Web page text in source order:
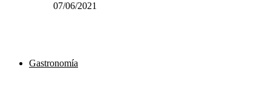
07/06/2021
Gastronomía